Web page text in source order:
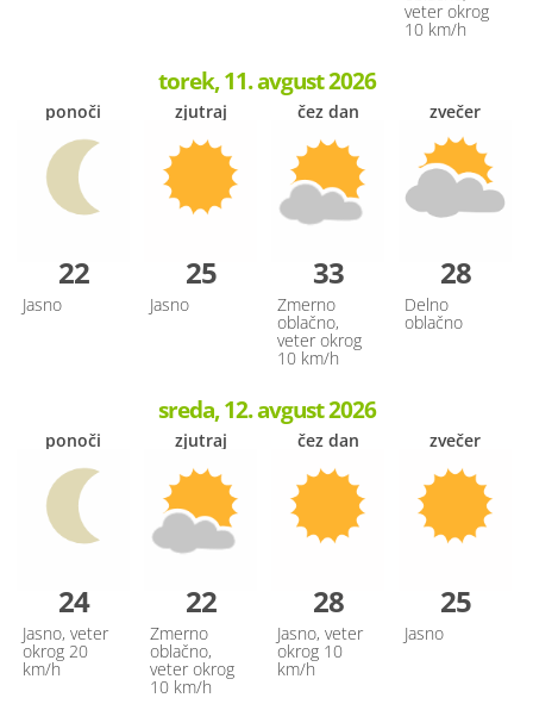
veter okrog
10 km/h
torek, 11. avgust 2026
ponoči
22
Jasno
zjutraj
25
Jasno
čez dan
33
Zmerno
oblačno,
veter okrog
10 km/h
zvečer
28
Delno
oblačno
sreda, 12. avgust 2026
ponoči
24
Jasno, veter
okrog 20
km/h
zjutraj
22
Zmerno
oblačno,
veter okrog
10 km/h
čez dan
28
Jasno, veter
okrog 10
km/h
zvečer
25
Jasno